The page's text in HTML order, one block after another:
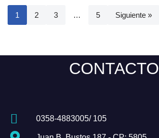
1 2 3 … 5 Siguiente »
CONTACTO
0358-4883005/ 105